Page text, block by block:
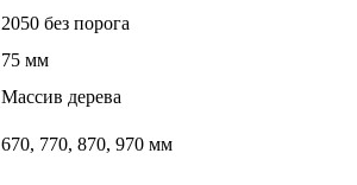
2050 без порога
75 мм
Массив дерева
670, 770, 870, 970 мм